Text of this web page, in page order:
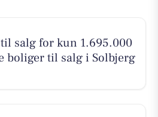
salg for kun 1.695.000
boliger til salg i Solbjerg